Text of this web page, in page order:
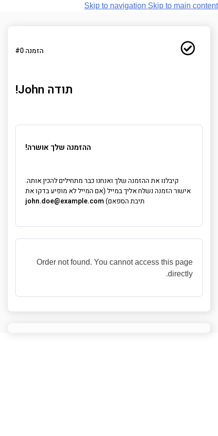
Skip to navigation Skip to main content
הזמנה #0
תודה John!
ההזמנה שלך אושרה!
קיבלנו את ההזמנה שלך ואנחנו כבר מתחילים להכין אותה.
אישור הזמנה נשלח אליך במייל (אם המייל לא מופיע בדקו את
תיבת הספאם)
Order not found. You cannot access this page
directly.